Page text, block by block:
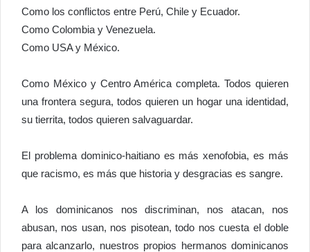
Como los conflictos entre Perú, Chile y Ecuador.
Como Colombia y Venezuela.
Como USA y México.
Como México y Centro América completa. Todos quieren
una frontera segura, todos quieren un hogar una identidad,
su tierrita, todos quieren salvaguardar.
El problema dominico-haitiano es más xenofobia, es más
que racismo, es más que historia y desgracias es sangre.
A los dominicanos nos discriminan, nos atacan, nos
abusan, nos usan, nos pisotean, todo nos cuesta el doble
para alcanzarlo, nuestros propios hermanos dominicanos